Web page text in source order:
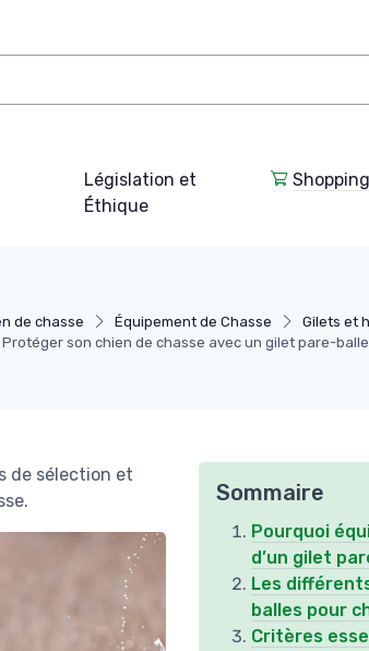
Législation et
Éthique
Shopping
de chasse Équipement de Chasse
Gilets et
Protéger son chien de chasse avec un gilet pare-
de sélection et
Sommaire
Pourquoi
d’un gilet
Les
balles pour
Critères